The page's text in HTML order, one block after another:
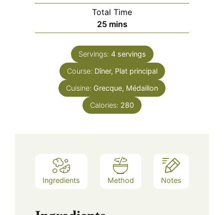
Total Time
25minutes
mins
Servings: 4 servings
Course: Dîner, Plat principal
Cuisine: Grecque, Médaillon
Calories: 280
Ingredients Method Notes